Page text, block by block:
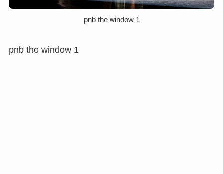
pnb the window 1
pnb the window 1